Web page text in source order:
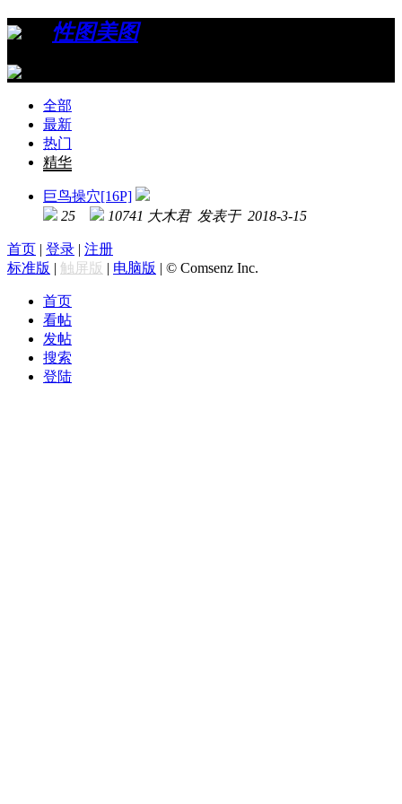
性图美图›
全部
最新
热门
精华
巨鸟操穴[16P]
25
10741 大木君 发表于 2018-3-15
首页 | 登录 | 注册
标准版 | 触屏版 | 电脑版 | © Comsenz Inc.
首页
看帖
发帖
搜索
登陆